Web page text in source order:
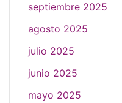
septiembre 2025
agosto 2025
julio 2025
junio 2025
mayo 2025